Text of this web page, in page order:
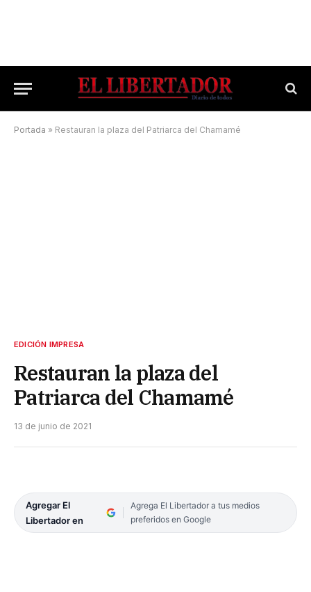
Portada » Restauran la plaza del Patriarca del Chamamé
EDICIÓN IMPRESA
Restauran la plaza del
Patriarca del Chamamé
13 de junio de 2021
Agregar El
Libertador en
Agrega El Libertador a tus medios
preferidos en Google